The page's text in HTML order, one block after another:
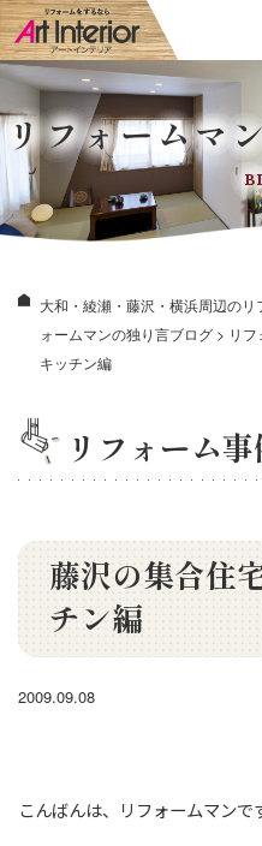
リフォームマ
大和・綾瀬・藤沢・横浜周辺の
ォームマンの独り言ブログ > リ
キッチン編
リフォーム事
藤沢の集合住
チン編
2009.09.08
こんばんは、リフォームマンで